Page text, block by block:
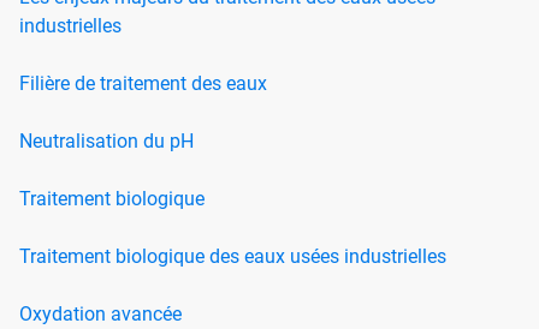
industrielles
Filière de traitement des eaux
Neutralisation du pH
Traitement biologique
Traitement biologique des eaux usées industrielles
Oxydation avancée